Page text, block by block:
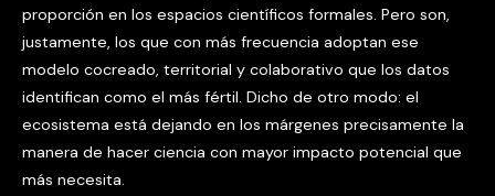
proporción en los espacios científicos formales. Pero son,
justamente, los que con más frecuencia adoptan ese
modelo cocreado, territorial y colaborativo que los datos
identifican como el más fértil. Dicho de otro modo: el
ecosistema está dejando en los márgenes precisamente la
manera de hacer ciencia con mayor impacto potencial que
más necesita.